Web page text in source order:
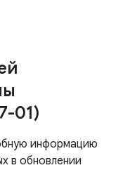
01)
информацию
в обновлении